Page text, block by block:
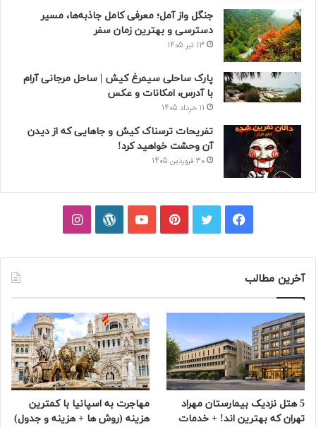
جنگل واز آمل؛ معرفی کامل جاذبه‌ها، مسیر
دسترسی و بهترین زمان سفر
13 تیر 1405
پارک ساحلی سیمرغ کیش | ساحل مرجانی آرام
با آدرس، امکانات و عکس
11 خرداد 1405
تفریحات ترسناک کیش و جاهایی که از دیدن
آن وحشت خواهید کرد!
30 فروردین 1405
فیسبوکتوییترپینتریستیوتیوبوردپرساینستاگرام
آخرین مطالب
5 هتل نزدیک بیمارستان مهراد
تهران که بهترین‌ اند! + خدمات
مهاجرت به اسپانیا با کمترین
هزینه (روش ها + هزینه و جدول)